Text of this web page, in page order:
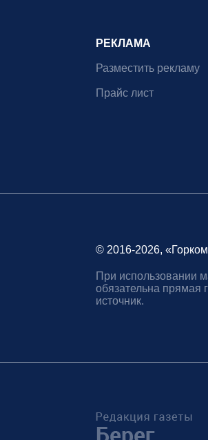
РЕКЛАМА
Разместить рекламу
Прайс лист
© 2016-2026,
При использовании
обязательна прямая
источник.